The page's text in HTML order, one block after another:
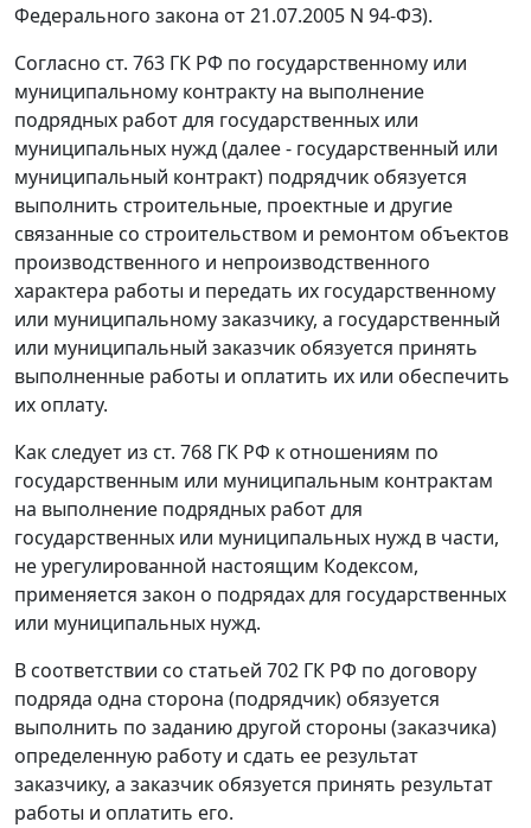
Федерального закона от 21.07.2005 N 94-ФЗ).
Согласно ст. 763 ГК РФ по государственному или
муниципальному контракту на выполнение
подрядных работ для государственных или
муниципальных нужд (далее - государственный или
муниципальный контракт) подрядчик обязуется
выполнить строительные, проектные и другие
связанные со строительством и ремонтом объектов
производственного и непроизводственного
характера работы и передать их государственному
или муниципальному заказчику, а государственный
или муниципальный заказчик обязуется принять
выполненные работы и оплатить их или обеспечить
их оплату.
Как следует из ст. 768 ГК РФ к отношениям по
государственным или муниципальным контрактам
на выполнение подрядных работ для
государственных или муниципальных нужд в части,
не урегулированной настоящим Кодексом,
применяется закон о подрядах для государственных
или муниципальных нужд.
В соответствии со статьей 702 ГК РФ по договору
подряда одна сторона (подрядчик) обязуется
выполнить по заданию другой стороны (заказчика)
определенную работу и сдать ее результат
заказчику, а заказчик обязуется принять результат
работы и оплатить его.